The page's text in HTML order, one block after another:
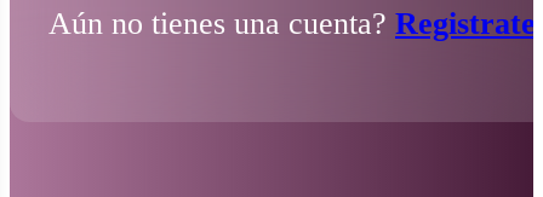
Aún no tienes una cuenta?